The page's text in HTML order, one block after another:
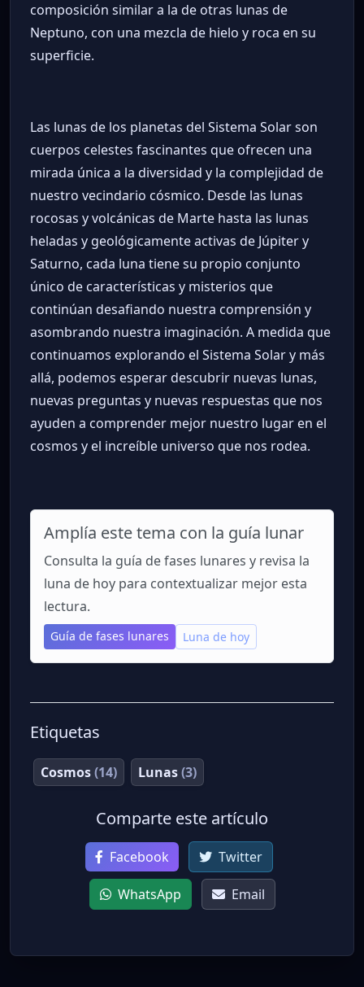
composición similar a la de otras lunas de
Neptuno, con una mezcla de hielo y roca en su
superficie.
Las lunas de los planetas del Sistema Solar son
cuerpos celestes fascinantes que ofrecen una
mirada única a la diversidad y la complejidad de
nuestro vecindario cósmico. Desde las lunas
rocosas y volcánicas de Marte hasta las lunas
heladas y geológicamente activas de Júpiter y
Saturno, cada luna tiene su propio conjunto
único de características y misterios que
continúan desafiando nuestra comprensión y
asombrando nuestra imaginación. A medida que
continuamos explorando el Sistema Solar y más
allá, podemos esperar descubrir nuevas lunas,
nuevas preguntas y nuevas respuestas que nos
ayuden a comprender mejor nuestro lugar en el
cosmos y el increíble universo que nos rodea.
Amplía este tema con la guía lunar
Consulta la guía de fases lunares y revisa la
luna de hoy para contextualizar mejor esta
lectura.
Guía de fases lunares Luna de hoy
Etiquetas
Cosmos(14) Lunas(3)
Comparte este artículo
Facebook Twitter
WhatsApp Email